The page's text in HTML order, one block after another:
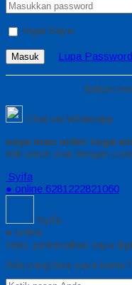
Ingat Saya
Masuk Lupa
Belum
Chat via Whatsapp
saya mau order toga
Klik untuk chat dengan
Syifa
● online 6281222821060
Syifa
● online
Halo, perkenalkan saya
Ada yang bisa saya bantu?